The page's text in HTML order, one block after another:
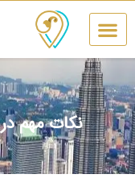
نکات مهم